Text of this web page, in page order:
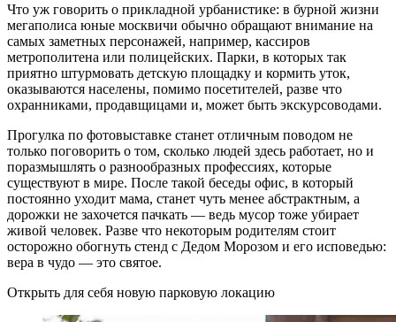
Что уж говорить о прикладной урбанистике: в бурной жизни
мегаполиса юные москвичи обычно обращают внимание на
самых заметных персонажей, например, кассиров
метрополитена или полицейских. Парки, в которых так
приятно штурмовать детскую площадку и кормить уток,
оказываются населены, помимо посетителей, разве что
охранниками, продавщицами и, может быть экскурсоводами.
Прогулка по фотовыставке станет отличным поводом не
только поговорить о том, сколько людей здесь работает, но и
поразмышлять о разнообразных профессиях, которые
существуют в мире. После такой беседы офис, в который
постоянно уходит мама, станет чуть менее абстрактным, а
дорожки не захочется пачкать — ведь мусор тоже убирает
живой человек. Разве что некоторым родителям стоит
осторожно обогнуть стенд с Дедом Морозом и его исповедью:
вера в чудо — это святое.
Открыть для себя новую парковую локацию